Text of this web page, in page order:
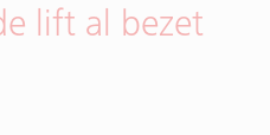
lift al bezet